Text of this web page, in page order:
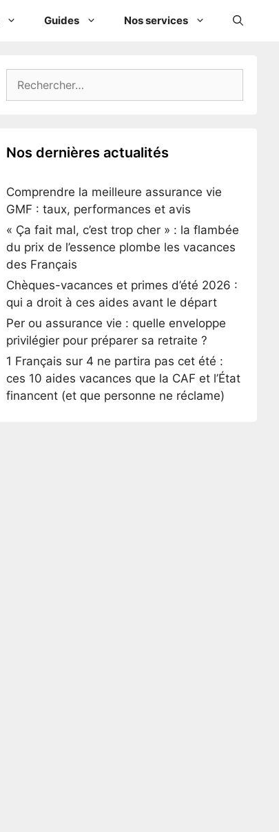
Guides Nos services
Nos dernières actualités
Comprendre la meilleure assurance vie
GMF : taux, performances et avis
« Ça fait mal, c’est trop cher » : la flambée
du prix de l’essence plombe les vacances
des Français
Chèques-vacances et primes d’été 2026 :
qui a droit à ces aides avant le départ
Per ou assurance vie : quelle enveloppe
privilégier pour préparer sa retraite ?
1 Français sur 4 ne partira pas cet été :
ces 10 aides vacances que la CAF et l’État
financent (et que personne ne réclame)